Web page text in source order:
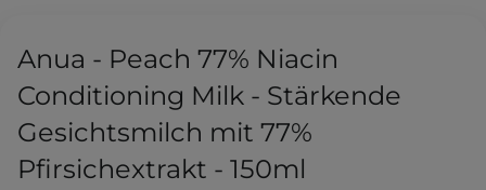
Anua - Peach 77% Niacin
Conditioning Milk - Stärkende
Gesichtsmilch mit 77%
Pfirsichextrakt - 150ml